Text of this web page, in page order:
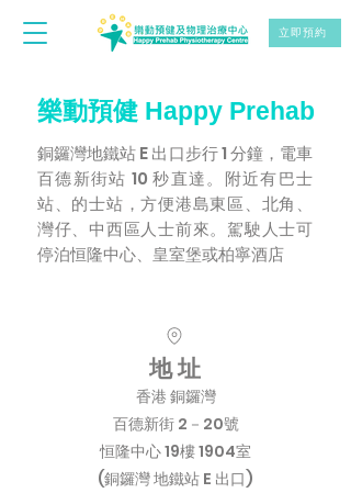
立即預約
樂動預健 Happy Prehab
銅鑼灣地鐵站 E 出口步行 1 分鐘，電車
百德新街站 10 秒直達。附近有巴士
站、的士站，方便港島東區、北角、
灣仔、中西區人士前來。駕駛人士可
停泊恒隆中心、皇室堡或柏寧酒店
地 址
香港 銅鑼灣
百德新街 2－20號
恒隆中心 19樓 1904室
(銅鑼灣 地鐵站 E 出口)